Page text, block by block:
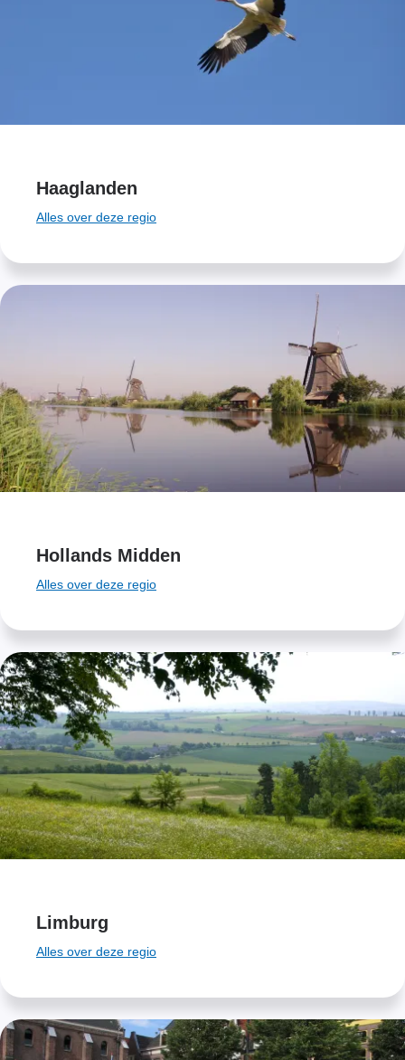
Haaglanden
Alles over deze regio
Hollands Midden
Alles over deze regio
Limburg
Alles over deze regio